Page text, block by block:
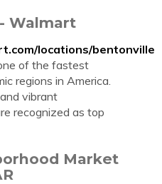
Walmart
locations/bentonville
of the fastest
regions in America.
vibrant
recognized as top
Market